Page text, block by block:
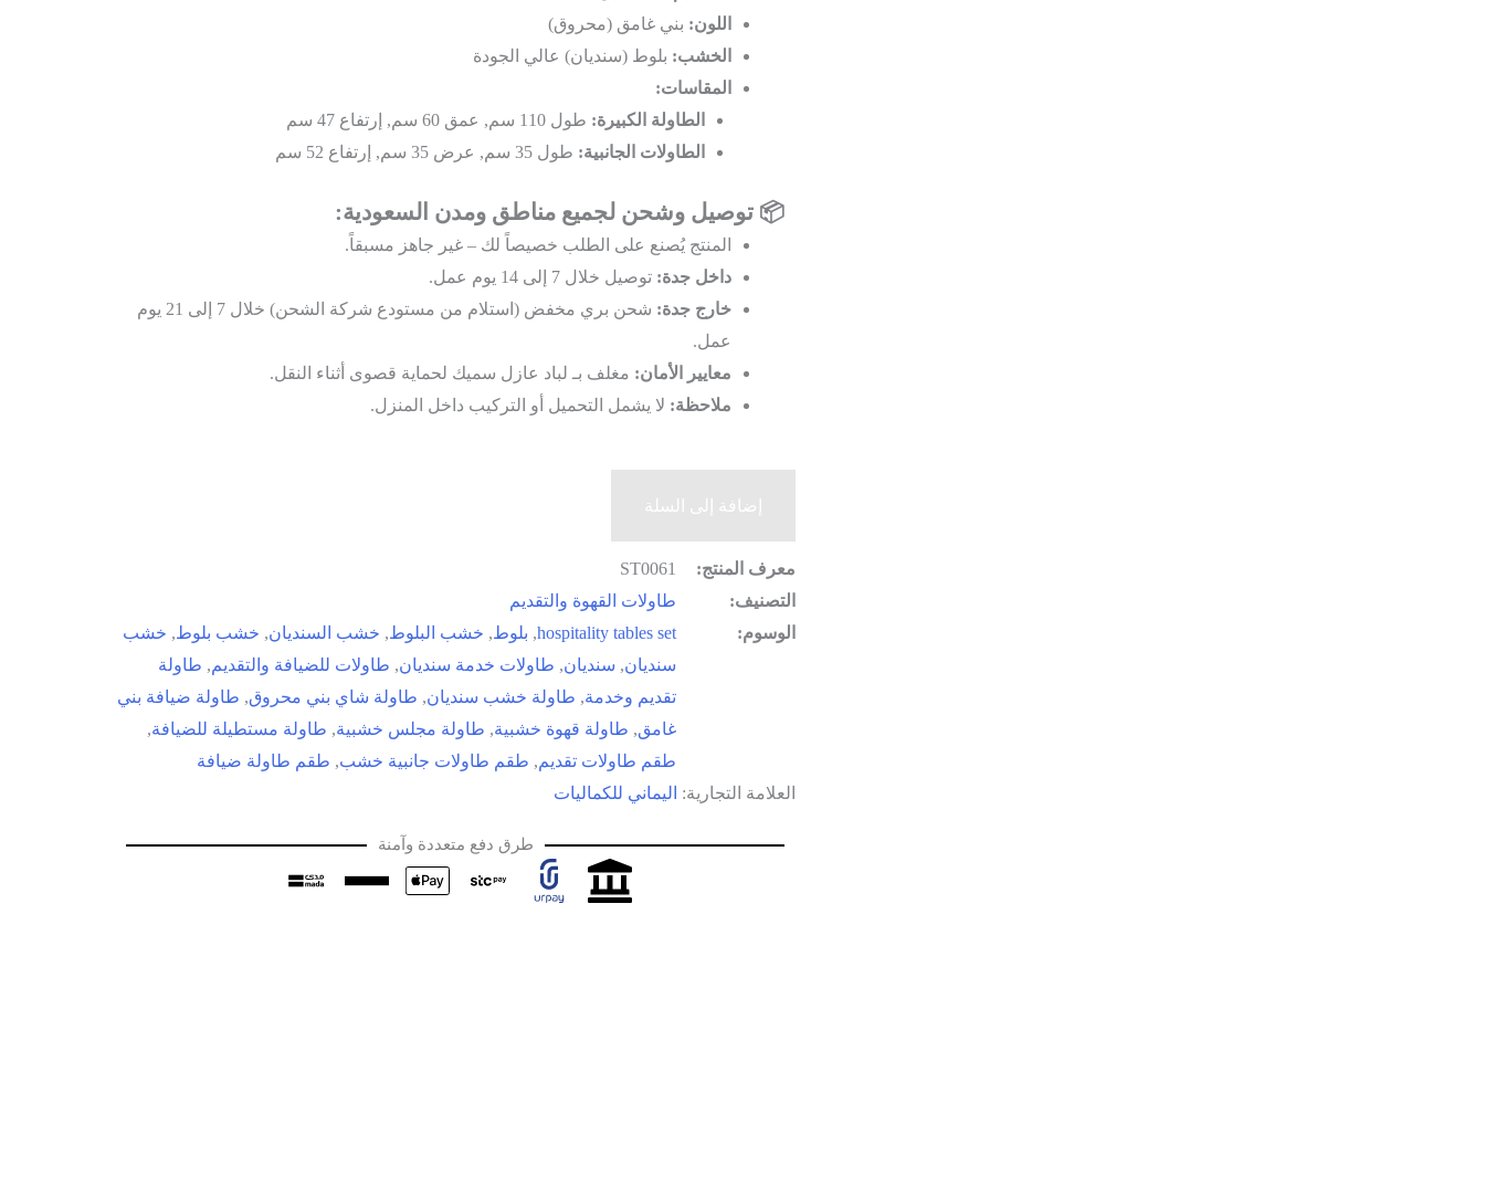
اللون: بني غامق (محروق)
الخشب: بلوط (سنديان) عالي الجودة
المقاسات:
الطاولة الكبيرة: طول 110 سم, عمق 60 سم, إرتفاع 47 سم
الطاولات الجانبية: طول 35 سم, عرض 35 سم, إرتفاع 52 سم
📦 توصيل وشحن لجميع مناطق ومدن السعودية:
المنتج يُصنع على الطلب خصيصاً لك – غير جاهز مسبقاً.
داخل جدة: توصيل خلال 7 إلى 14 يوم عمل.
خارج جدة:
شحن بري مخفض (استلام من مستودع شركة الشحن) خلال 7 إلى 21 يوم
عمل.
معايير الأمان: مغلف بـ لباد عازل سميك لحماية قصوى أثناء النقل.
ملاحظة: لا يشمل التحميل أو التركيب داخل المنزل.
إضافة إلى السلة
معرف المنتج:
ST0061
التصنيف:
طاولات القهوة والتقديم
الوسوم:
hospitality tables set
, بلوط, خشب البلوط, خشب السنديان, خشب بلوط, خشب
سنديان, سنديان, طاولات خدمة سنديان, طاولات للضيافة والتقديم, طاولة
تقديم وخدمة, طاولة خشب سنديان, طاولة شاي بني محروق, طاولة ضيافة بني
غامق, طاولة قهوة خشبية, طاولة مجلس خشبية, طاولة مستطيلة للضيافة,
طقم طاولات تقديم, طقم طاولات جانبية خشب, طقم طاولة ضيافة
العلامة التجارية: اليماني للكماليات
طرق دفع متعددة وآمنة